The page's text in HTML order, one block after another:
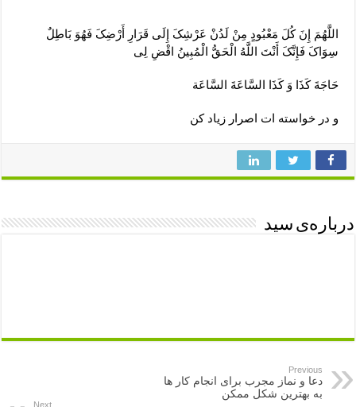
اللَّهُمَ‏ إِنَ‏ کُلَ‏ مَعْبُودٍ مِنْ لَدُنْ عَرْشِکَ إِلَى قَرَارِ أَرْضِکَ فَهُوَ بَاطِلٌ
سِوَاکَ فَإِنَّکَ أَنْتَ اللَّهُ الْحَقُّ الْمُبِینُ اقْضِ لِی
حَاجَةَ کَذَا وَ کَذَا السَّاعَةَ السَّاعَة
و در خواسته ات اصرار زیاد کن
درباره‌ی سید
Previous
دعا و نماز مجرب برای انجام کار ها
به بهترین شکل ممکن
Next